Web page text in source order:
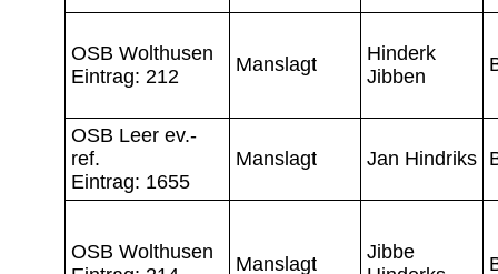
OSB Wolthusen
Eintrag: 212
Manslagt
Hinderk
Jibben
OSB Leer ev.-
ref.
Eintrag: 1655
Manslagt Jan Hindriks
OSB Wolthusen
Manslagt
Jibbe